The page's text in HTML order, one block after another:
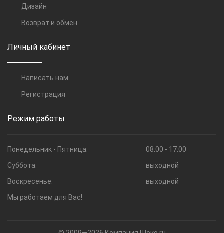
Дизайн
Возврат и обмен
Личный кабинет
Написать нам
Регистрация
Режим работы
Понедельник - Пятница:
08:00 - 17:00
Суббота:
выходной
Воскресенье:
выходной
Мы работаем для Вас!